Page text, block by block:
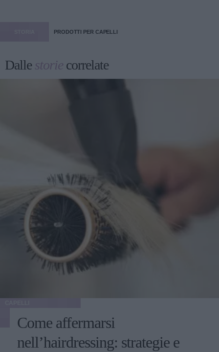
PRODOTTI PER CAPELLI
Dallestorie correlate
Come affermarsi
nell’hairdressing: strategie e